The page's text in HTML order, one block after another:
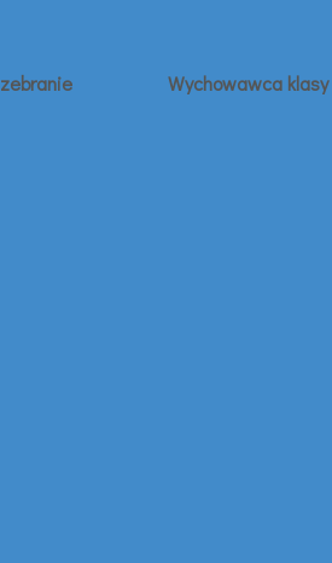
zebranie Wychowawca klasy